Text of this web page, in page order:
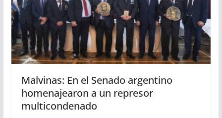
Malvinas: En el Senado argentino
homenajearon a un represor
multicondenado